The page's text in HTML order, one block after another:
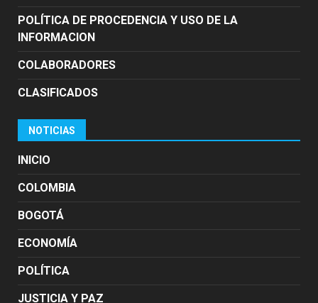
POLÍTICA DE PROCEDENCIA Y USO DE LA
INFORMACION
COLABORADORES
CLASIFICADOS
NOTICIAS
INICIO
COLOMBIA
BOGOTÁ
ECONOMÍA
POLÍTICA
JUSTICIA Y PAZ